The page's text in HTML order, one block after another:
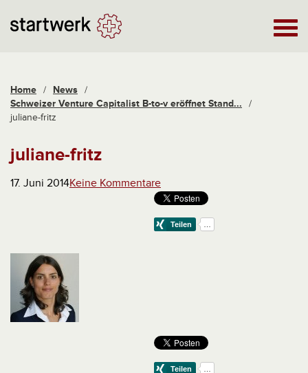
Home / News /
Schweizer Venture Capitalist B-to-v eröffnet Stand...
/
juliane-fritz
juliane-fritz
17. Juni 2014Keine Kommentare